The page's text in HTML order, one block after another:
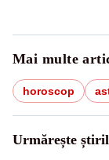
Mai multe
horoscop
Urmărește